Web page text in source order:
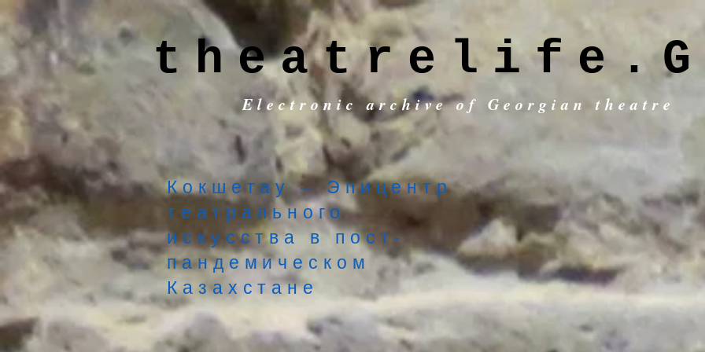
Electronic archive of Georgian theatre
Кокшетау – Эпицентр
театрального
искусства в пост-
пандемическом
Казахстане